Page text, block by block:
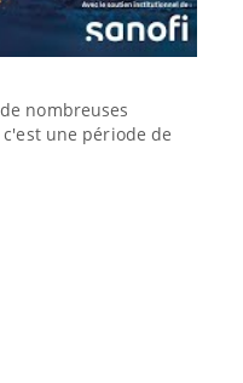
nombreuses
une période de